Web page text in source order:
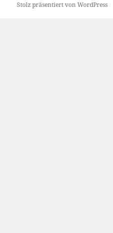
Stolz präsentiert von WordPress